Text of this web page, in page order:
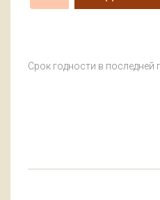
Срок годности в последней